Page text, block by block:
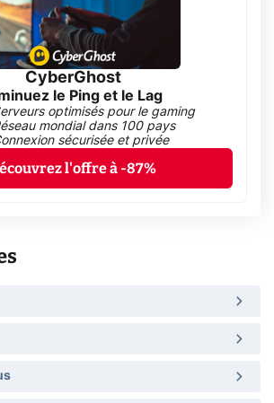
CyberGhost
le Ping et le Lag
optimisés pour le gaming
mondial dans 100 pays
sécurisée et privée
l'offre à -87%